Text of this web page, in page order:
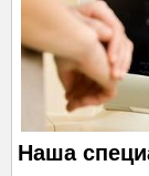
Наша